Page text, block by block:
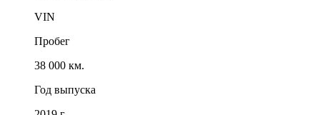
VIN
Пробег
38 000 км.
Год выпуска